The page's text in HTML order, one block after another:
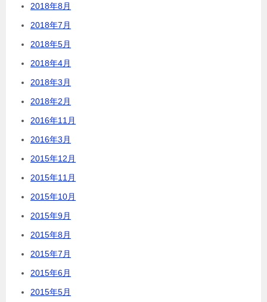
2018年8月
2018年7月
2018年5月
2018年4月
2018年3月
2018年2月
2016年11月
2016年3月
2015年12月
2015年11月
2015年10月
2015年9月
2015年8月
2015年7月
2015年6月
2015年5月